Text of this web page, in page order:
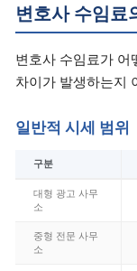
변호사 수임료
변호사 수임료가 어
차이가 발생하는지
일반적 시세 범위
구분
대형 광고 사무
소
중형 전문 사무
소